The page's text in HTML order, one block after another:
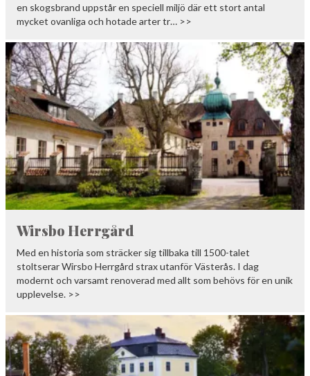
en skogsbrand uppstår en speciell miljö där ett stort antal
mycket ovanliga och hotade arter tr… >>
Wirsbo Herrgård
Med en historia som sträcker sig tillbaka till 1500-talet
stoltserar Wirsbo Herrgård strax utanför Västerås. I dag
modernt och varsamt renoverad med allt som behövs för en unik
upplevelse. >>